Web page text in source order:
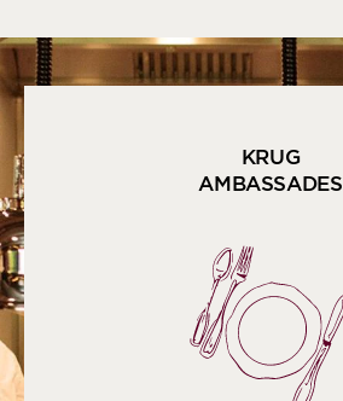
KRUG
AMBASSADES